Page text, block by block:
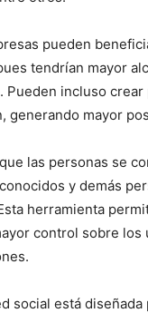
pueden
tendrían mayor
Pueden incluso crear
generando mayor
las personas se
y demás
herramienta
control sobre los
social está diseñada